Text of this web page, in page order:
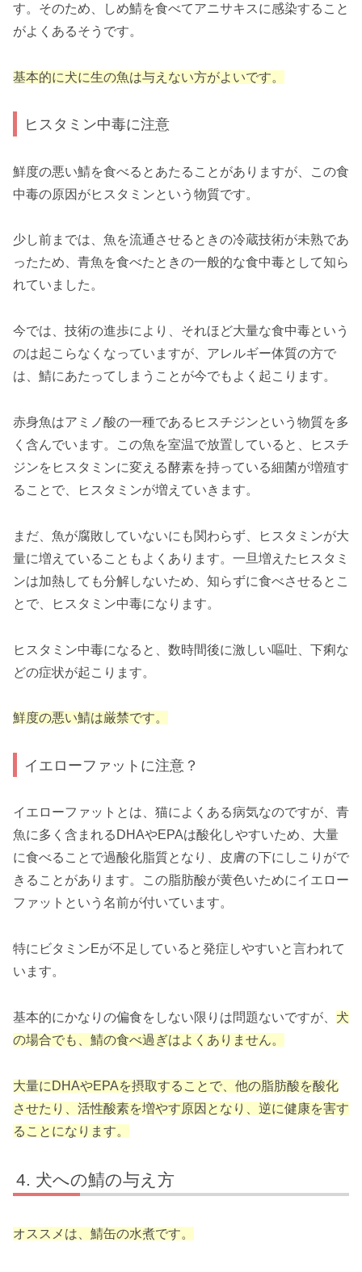
す。そのため、しめ鯖を食べてアニサキスに感染すること
がよくあるそうです。
基本的に犬に生の魚は与えない方がよいです。
ヒスタミン中毒に注意
鮮度の悪い鯖を食べるとあたることがありますが、この食
中毒の原因がヒスタミンという物質です。
少し前までは、魚を流通させるときの冷蔵技術が未熟であ
ったため、青魚を食べたときの一般的な食中毒として知ら
れていました。
今では、技術の進歩により、それほど大量な食中毒という
のは起こらなくなっていますが、アレルギー体質の方で
は、鯖にあたってしまうことが今でもよく起こります。
赤身魚はアミノ酸の一種であるヒスチジンという物質を多
く含んでいます。この魚を室温で放置していると、ヒスチ
ジンをヒスタミンに変える酵素を持っている細菌が増殖す
ることで、ヒスタミンが増えていきます。
まだ、魚が腐敗していないにも関わらず、ヒスタミンが大
量に増えていることもよくあります。一旦増えたヒスタミ
ンは加熱しても分解しないため、知らずに食べさせるとこ
とで、ヒスタミン中毒になります。
ヒスタミン中毒になると、数時間後に激しい嘔吐、下痢な
どの症状が起こります。
鮮度の悪い鯖は厳禁です。
イエローファットに注意？
イエローファットとは、猫によくある病気なのですが、青
魚に多く含まれるDHAやEPAは酸化しやすいため、大量
に食べることで過酸化脂質となり、皮膚の下にしこりがで
きることがあります。この脂肪酸が黄色いためにイエロー
ファットという名前が付いています。
特にビタミンEが不足していると発症しやすいと言われて
います。
基本的にかなりの偏食をしない限りは問題ないですが、 犬
の場合でも、鯖の食べ過ぎはよくありません。
大量にDHAやEPAを摂取することで、他の脂肪酸を酸化
させたり、活性酸素を増やす原因となり、逆に健康を害す
ることになります。
犬への鯖の与え方
オススメは、鯖缶の水煮です。